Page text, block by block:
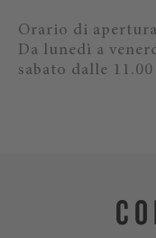
Orario di
Da lunedì a
sabato dalle